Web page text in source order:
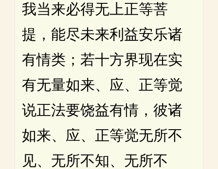
我当来必得无上正等菩
提，能尽未来利益安乐诸
有情类；若十方界现在实
有无量如来、应、正等觉
说正法要饶益有情，彼诸
如来、应、正等觉无所不
见、无所不知、无所不